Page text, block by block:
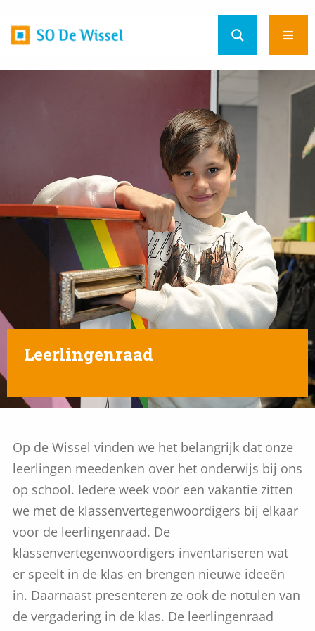
Leerlingenraad
Op de Wissel vinden we het belangrijk dat onze
leerlingen meedenken over het onderwijs bij ons
op school. Iedere week voor een vakantie zitten
we met de klassenvertegenwoordigers bij elkaar
voor de leerlingenraad. De
klassenvertegenwoordigers inventariseren wat
er speelt in de klas en brengen nieuwe ideeën
in. Daarnaast presenteren ze ook de notulen van
de vergadering in de klas. De leerlingenraad